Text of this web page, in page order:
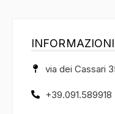
INFORMAZIONI
via dei Cassari
+39.091.589918